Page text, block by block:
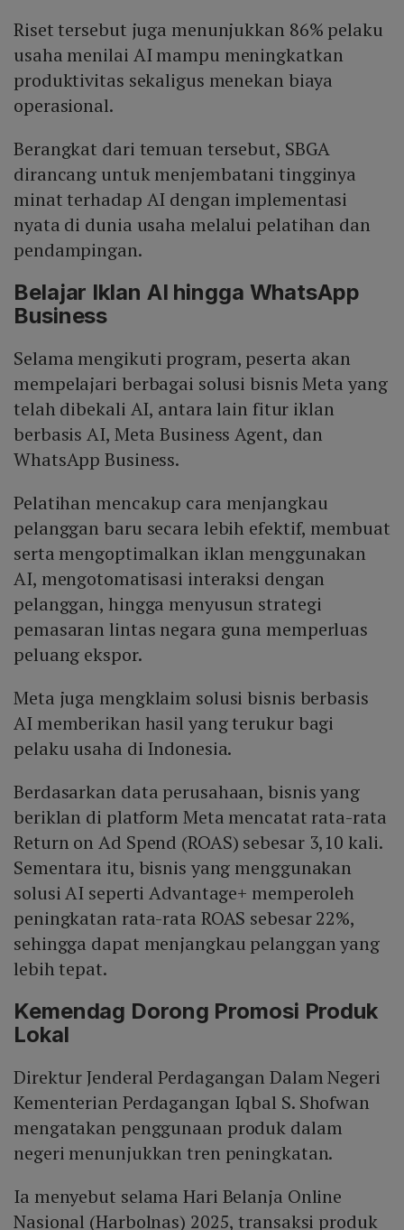
Riset tersebut juga menunjukkan 86% pelaku
usaha menilai AI mampu meningkatkan
produktivitas sekaligus menekan biaya
operasional.
Berangkat dari temuan tersebut, SBGA
dirancang untuk menjembatani tingginya
minat terhadap AI dengan implementasi
nyata di dunia usaha melalui pelatihan dan
pendampingan.
Belajar Iklan AI hingga WhatsApp
Business
Selama mengikuti program, peserta akan
mempelajari berbagai solusi bisnis Meta yang
telah dibekali AI, antara lain fitur iklan
berbasis AI, Meta Business Agent, dan
WhatsApp Business.
Pelatihan mencakup cara menjangkau
pelanggan baru secara lebih efektif, membuat
serta mengoptimalkan iklan menggunakan
AI, mengotomatisasi interaksi dengan
pelanggan, hingga menyusun strategi
pemasaran lintas negara guna memperluas
peluang ekspor.
Meta juga mengklaim solusi bisnis berbasis
AI memberikan hasil yang terukur bagi
pelaku usaha di Indonesia.
Berdasarkan data perusahaan, bisnis yang
beriklan di platform Meta mencatat rata-rata
Return on Ad Spend (ROAS) sebesar 3,10 kali.
Sementara itu, bisnis yang menggunakan
solusi AI seperti Advantage+ memperoleh
peningkatan rata-rata ROAS sebesar 22%,
sehingga dapat menjangkau pelanggan yang
lebih tepat.
Kemendag Dorong Promosi Produk
Lokal
Direktur Jenderal Perdagangan Dalam Negeri
Kementerian Perdagangan Iqbal S. Shofwan
mengatakan penggunaan produk dalam
negeri menunjukkan tren peningkatan.
Ia menyebut selama Hari Belanja Online
Nasional (Harbolnas) 2025, transaksi produk